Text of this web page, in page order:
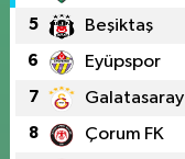
5 Beşiktaş
6 Eyüpspor
7 Galatasaray
8 Çorum FK